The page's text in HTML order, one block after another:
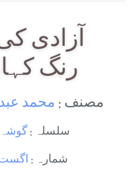
آزادی
رنگ
مصنف : محمد
سلسلہ :گوشہ
شمارہ : اگست